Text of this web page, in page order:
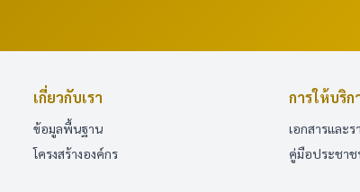
เกี่ยวกับเรา
ข้อมูลพื้นฐาน
โครงสร้างองค์กร
การให้บริก
เอกสารและร
คู่มือประชา